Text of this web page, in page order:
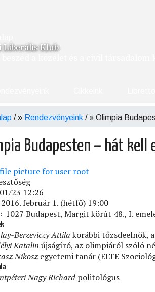
Liberális Klub
/ Rendezvényeink / Olimpia
Budapesten – hát kell
23 12:26
2016. február 1. (hétfő) 19:00
1027 Budapest, Margit körút 48., I.
Berzeviczy Attila korábbi tőzsdeelnök,
Katalin újságíró, az olimpiáról szóló
Nikosz egyetemi tanár (ELTE
Nagy Richard politológus